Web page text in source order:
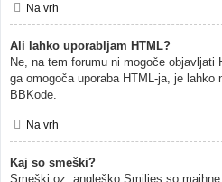
Na vrh
Ali lahko uporabljam HTML?
Ne, na tem forumu ni mogoče objavljati
ga omogoča uporaba HTML-ja, je lahko
BBKode.
Na vrh
Kaj so smeški?
Smeški oz. angleško Smilies so